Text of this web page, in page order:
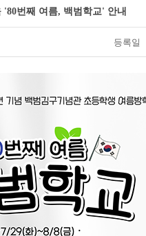
번째 여름, 백범학교' 안내
등록일